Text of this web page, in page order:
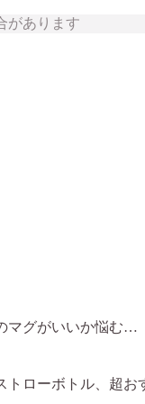
があります
マグがいいか悩む…
トローボトル、超お